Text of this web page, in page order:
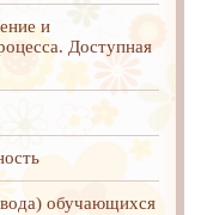
и
Доступная
обучающихся